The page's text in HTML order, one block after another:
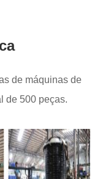
de máquinas de
de 500 peças.